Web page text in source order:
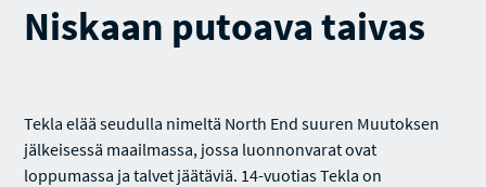
Niskaan putoava taivas
Tekla elää seudulla nimeltä North End suuren Muutoksen
jälkeisessä maailmassa, jossa luonnonvarat ovat
loppumassa ja talvet jäätäviä. 14-vuotias Tekla on